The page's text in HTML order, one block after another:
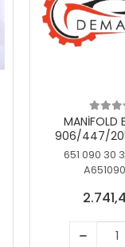
MANİFOLD
906/447/
651 090 30